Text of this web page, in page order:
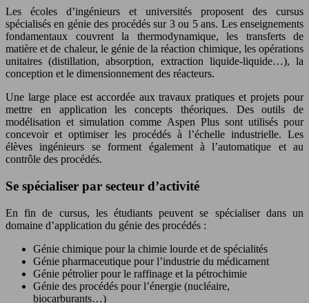
Les écoles d’ingénieurs et universités proposent des cursus
spécialisés en génie des procédés sur 3 ou 5 ans. Les enseignements
fondamentaux couvrent la thermodynamique, les transferts de
matière et de chaleur, le génie de la réaction chimique, les opérations
unitaires (distillation, absorption, extraction liquide-liquide…), la
conception et le dimensionnement des réacteurs.
Une large place est accordée aux travaux pratiques et projets pour
mettre en application les concepts théoriques. Des outils de
modélisation et simulation comme Aspen Plus sont utilisés pour
concevoir et optimiser les procédés à l’échelle industrielle. Les
élèves ingénieurs se forment également à l’automatique et au
contrôle des procédés.
Se spécialiser par secteur d’activité
En fin de cursus, les étudiants peuvent se spécialiser dans un
domaine d’application du génie des procédés :
Génie chimique pour la chimie lourde et de spécialités
Génie pharmaceutique pour l’industrie du médicament
Génie pétrolier pour le raffinage et la pétrochimie
Génie des procédés pour l’énergie (nucléaire,
biocarburants…)